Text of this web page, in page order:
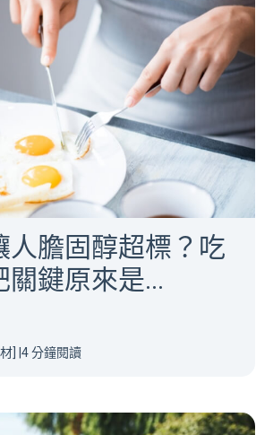
人膽固醇超標？吃
關鍵原來是...
] |4 分鐘閱讀